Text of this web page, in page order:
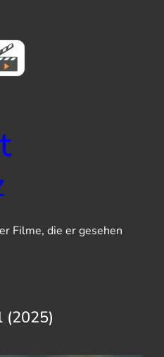
Filme, die er gesehen
(2025)